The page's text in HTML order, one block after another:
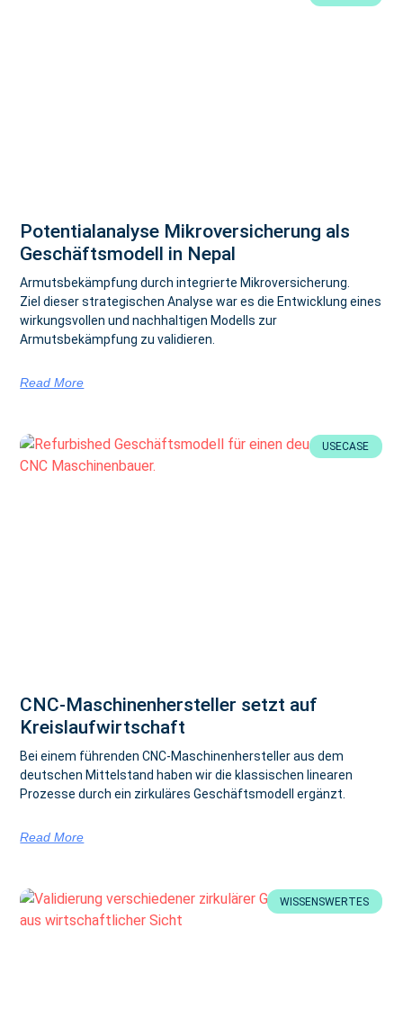
Potentialanalyse Mikroversicherung als
Geschäftsmodell in Nepal
Armutsbekämpfung durch integrierte Mikroversicherung.
Ziel dieser strategischen Analyse war es die Entwicklung eines
wirkungsvollen und nachhaltigen Modells zur
Armutsbekämpfung zu validieren.
Read More
USECASE
CNC-Maschinenhersteller setzt auf
Kreislaufwirtschaft
Bei einem führenden CNC-Maschinenhersteller aus dem
deutschen Mittelstand haben wir die klassischen linearen
Prozesse durch ein zirkuläres Geschäftsmodell ergänzt.
Read More
WISSENSWERTES